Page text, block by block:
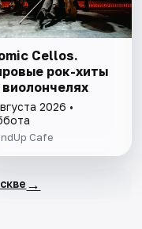
Cellos.
рок-хиты
виолончелях
2026 •
Cafe
→